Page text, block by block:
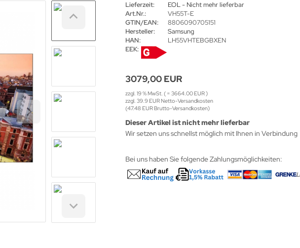
Lieferzeit:
EOL - Nicht mehr lieferbar
Art.Nr.:
VH55T-E
GTIN/EAN:
8806090705151
Hersteller:
Samsung
HAN:
LH55VHTEBGBXEN
EEK:
3079,00 EUR
zzgl. 19 % MwSt. ( = 3664.00 EUR )
zzgl. 39.9 EUR Netto-Versandkosten
(47.48 EUR Brutto-Versandkosten)
Dieser Artikel ist nicht mehr lieferbar
Wir setzen uns schnellst möglich mit Ihnen in Verbindung
Bei uns haben Sie folgende Zahlungsmöglichkeiten: